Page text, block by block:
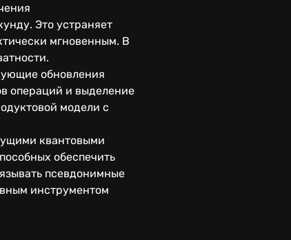
Это устраняет
мгновенным. В
обновления
операций и выделение
модели с
квантовыми
обеспечить
псевдонимные
инструментом